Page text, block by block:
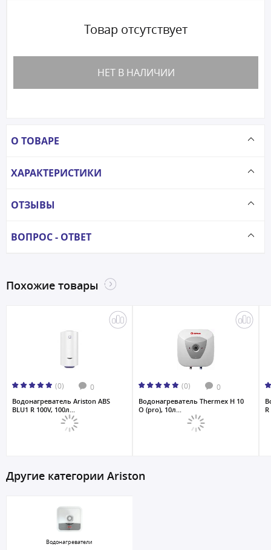
Товар отсутствует
НЕТ В НАЛИЧИИ
О ТОВАРЕ
ХАРАКТЕРИСТИКИ
ОТЗЫВЫ
ВОПРОС - ОТВЕТ
Похожие товары
(0) 0
Водонагреватель Ariston ABS
BLU1 R 100V, 100л...
(0) 0
Водонагреватель Thermex H 10
O (pro), 10л...
Другие категории Ariston
Водонагреватели